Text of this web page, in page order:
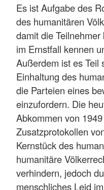
Es ist Aufgabe des
des humanitären
damit die
im Ernstfall kennen
Außerdem ist es Teil
Einhaltung des
die Parteien eines
einzufordern. Die
Abkommen von
Zusatzprotokollen
Kernstück des
humanitäre
verhindern, jedoch
menschliches Leid